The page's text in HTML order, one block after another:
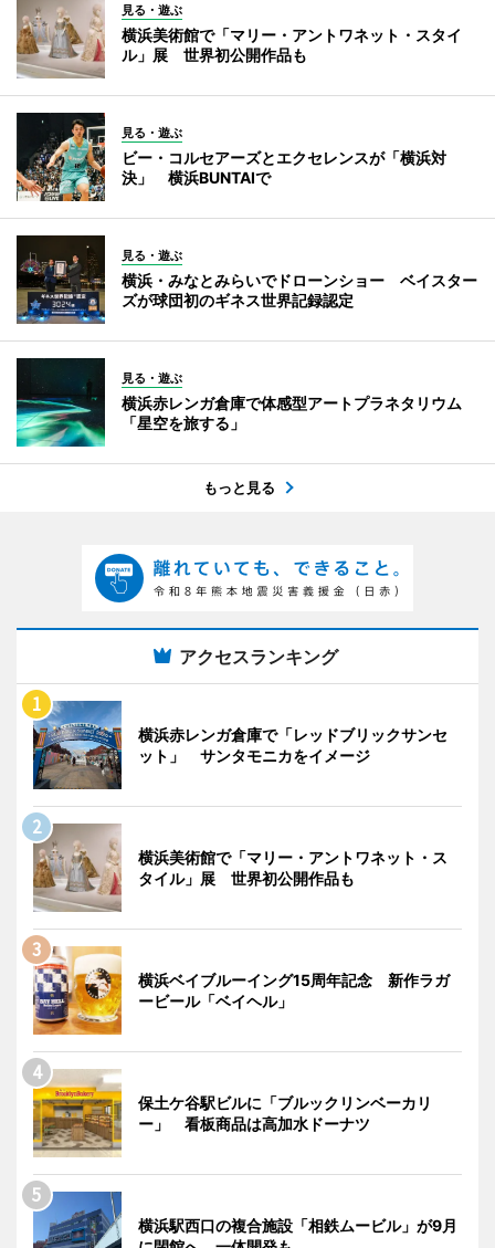
見る・遊ぶ
横浜美術館で「マリー・アントワネット・スタイ
ル」展 世界初公開作品も
見る・遊ぶ
ビー・コルセアーズとエクセレンスが「横浜対
決」 横浜BUNTAIで
見る・遊ぶ
横浜・みなとみらいでドローンショー ベイスター
ズが球団初のギネス世界記録認定
見る・遊ぶ
横浜赤レンガ倉庫で体感型アートプラネタリウム
「星空を旅する」
もっと見る
アクセスランキング
横浜赤レンガ倉庫で「レッドブリックサンセ
ット」 サンタモニカをイメージ
横浜美術館で「マリー・アントワネット・ス
タイル」展 世界初公開作品も
横浜ベイブルーイング15周年記念 新作ラガ
ービール「ベイヘル」
保土ケ谷駅ビルに「ブルックリンベーカリ
ー」 看板商品は高加水ドーナツ
横浜駅西口の複合施設「相鉄ムービル」が9月